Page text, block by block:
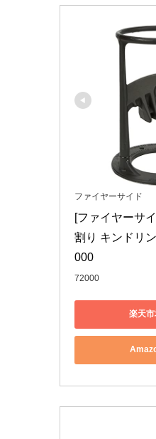
ファイヤーサイド
[ファイヤーサ
割り キンドリ
000
72000
楽天